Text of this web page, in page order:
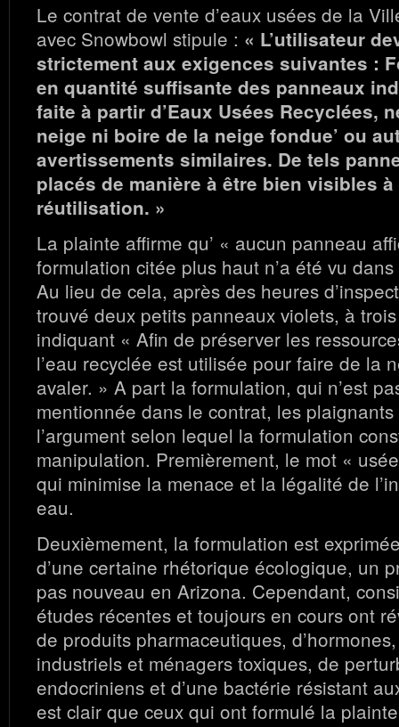
Le contrat de vente d’eaux usées de la
avec Snowbowl stipule : « L’utilisateur
strictement aux exigences suivantes :
en quantité suffisante des panneaux
faite à partir d’Eaux Usées Recyclées,
neige ni boire de la neige fondue’ ou
avertissements similaires. De tels
placés de manière à être bien visibles
réutilisation. »
La plainte affirme qu’ « aucun panneau
formulation citée plus haut n’a été vu
Au lieu de cela, après des heures
trouvé deux petits panneaux violets, à
indiquant « Afin de préserver les
l’eau recyclée est utilisée pour faire de la
avaler. » A part la formulation, qui n’est
mentionnée dans le contrat, les
l’argument selon lequel la formulation
manipulation. Premièrement, le mot «
qui minimise la menace et la légalité de
eau.
Deuxièmement, la formulation est
d’une certaine rhétorique écologique, un
pas nouveau en Arizona. Cependant,
études récentes et toujours en cours ont
de produits pharmaceutiques,
industriels et ménagers toxiques, de
endocriniens et d’une bactérie résistant
est clair que ceux qui ont formulé la